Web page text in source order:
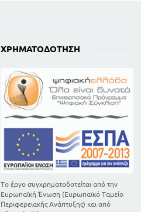
ΧΡΗΜΑΤΟΔΌΤΗΣΗ
Το έργο συγχρηματοδοτείται από την
Ευρωπαϊκή Ένωση (Ευρωπαϊκό Ταμείο
Περιφερειακής Ανάπτυξης) και από